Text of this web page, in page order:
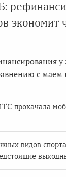
экономит
с маем
прокачала
видов